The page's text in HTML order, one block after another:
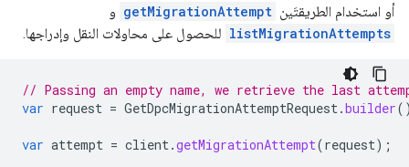
أو استخدام الطريقتَين getMigrationAttempt و
listMigrationAttempts للحصول على محاولات النقل وإدراجها.
// Passing an empty name, we retrieve the last
var request = GetDpcMigrationAttemptRequest.builder
var attempt = client.getMigrationAttempt(request);